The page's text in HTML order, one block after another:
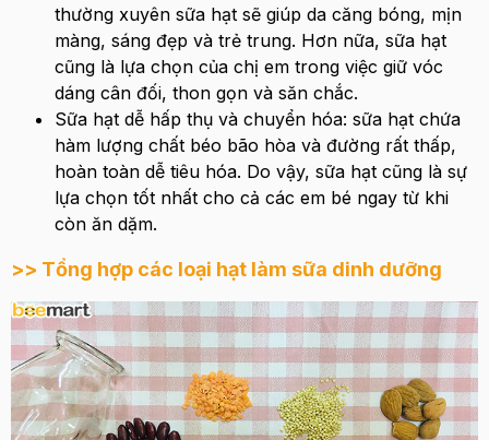
thường xuyên sữa hạt sẽ giúp da căng bóng, mịn
màng, sáng đẹp và trẻ trung. Hơn nữa, sữa hạt
cũng là lựa chọn của chị em trong việc giữ vóc
dáng cân đối, thon gọn và săn chắc.
Sữa hạt dễ hấp thụ và chuyển hóa: sữa hạt chứa
hàm lượng chất béo bão hòa và đường rất thấp,
hoàn toàn dễ tiêu hóa. Do vậy, sữa hạt cũng là sự
lựa chọn tốt nhất cho cả các em bé ngay từ khi
còn ăn dặm.
>> Tổng hợp các loại hạt làm sữa dinh dưỡng